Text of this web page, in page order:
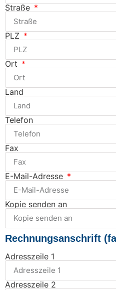
Straße
PLZ
Ort
Land
Telefon
Fax
E-Mail-Adresse
Kopie senden an
Rechnungsanschrift
Adresszeile 1
Adresszeile 2